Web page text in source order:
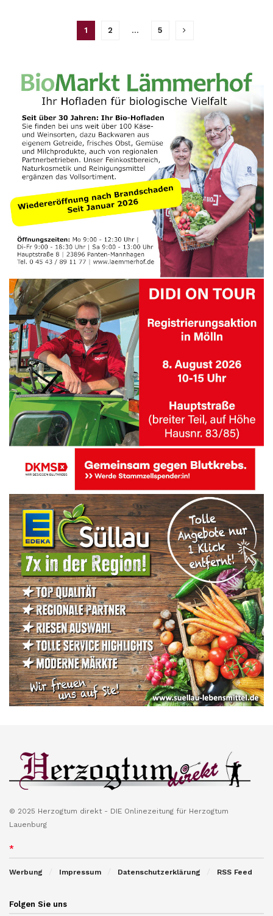
1 2 … 5
© 2025 Herzogtum direkt - DIE Onlinezeitung für Herzogtum
Lauenburg
*
Werbung Impressum Datenschutzerklärung RSS Feed
Folgen Sie uns